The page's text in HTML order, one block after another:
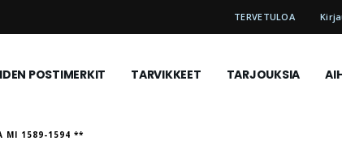
TERVETULOA
POSTIMERKIT TARVIKKEET TARJOUKSIA
MI 1589-1594 **